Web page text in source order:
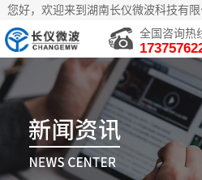
您好，欢迎来到湖南长仪微波科技有限
全国咨询热